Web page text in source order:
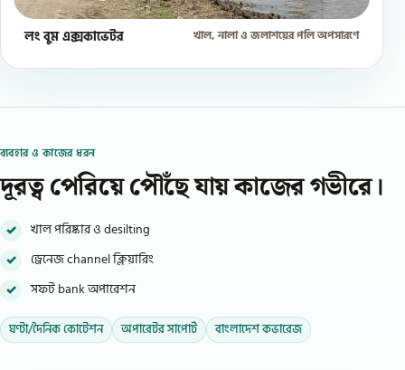
লং বুম এক্সকাভেটর খাল, নালা ও জলাশয়ের পলি অপসারণে
ব্যবহার ও কাজের ধরন
দূরত্ব পেরিয়ে পৌঁছে যায় কাজের গভীরে।
খাল পরিষ্কার ও desilting
ড্রেনেজ channel ক্লিয়ারিং
সফট bank অপারেশন
ঘণ্টা/দৈনিক কোটেশন অপারেটর সাপোর্ট বাংলাদেশ কভারেজ